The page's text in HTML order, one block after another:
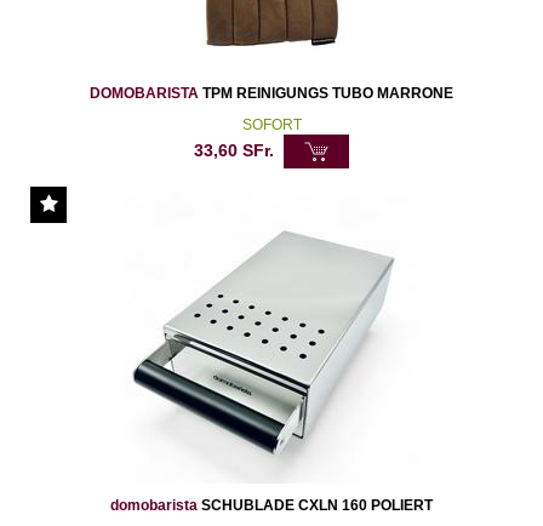
DOMOBARISTA TPM REINIGUNGS TUBO MARRONE
SOFORT
33,60 SFr.
domobarista SCHUBLADE CXLN 160 POLIERT